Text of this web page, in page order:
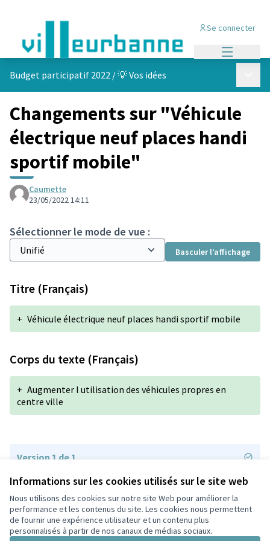
Informations sur les cookies utilisés sur le site web
Nous utilisons des cookies sur notre site Web pour améliorer la
performance et les contenus du site. Les cookies nous permettent
de fournir une expérience utilisateur et un contenu plus
personnalisés à partir de nos canaux de médias sociaux.
Se connecter
Budget participatif 2022 /💡 Vos idées
Changements sur "Véhicule
électrique neuf places handi
sportif mobile"
Caumette
23/05/2022 14:11
Sélectionner le mode de vue :
Basculer l’affichage
Titre (Français)
+ Véhicule électrique neuf places handi sportif mobile
Corps du texte (Français)
+ Augmenter l utilisation des véhicules propres en
centre ville
Version 1 de 1
Conditions d'utilisation
Paramètres des cookies
Participez Villeurbanne sur X
Participez Villeurbanne sur Facebook
Participez Villeurbanne sur Instagram
Participez Villeurbanne sur YouTube